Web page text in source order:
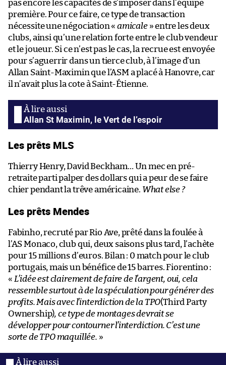
pas encore les capacités de s’imposer dans l’équipe
première. Pour ce faire, ce type de transaction
nécessite une négociation « amicale» entre les deux
clubs, ainsi qu’une relation forte entre le club vendeur
et le joueur. Si ce n’est pas le cas, la recrue est envoyée
pour s’aguerrir dans un tierce club, à l’image d’un
Allan Saint-Maximin que l’ASM a placé à Hanovre, car
il n’avait plus la cote à Saint-Étienne.
Allan St Maximin, le Vert de l’espoir
Les prêts MLS
Thierry Henry, David Beckham… Un mec en pré-
retraite parti palper des dollars qui a peur de se faire
chier pendant la trêve américaine. What else ?
Les prêts Mendes
Fabinho, recruté par Rio Ave, prêté dans la foulée à
l’AS Monaco, club qui, deux saisons plus tard, l’achète
pour 15 millions d’euros. Bilan : 0 match pour le club
portugais, mais un bénéfice de 15 barres. Fiorentino :
« L’idée est clairement de faire de l’argent, oui, cela
ressemble surtout à de la spéculation pour générer des
profits. Mais avec l’interdiction de la TPO(Third Party
Ownership), ce type de montages devrait se
développer pour contourner l’interdiction. C’est une
sorte de TPO maquillée. »